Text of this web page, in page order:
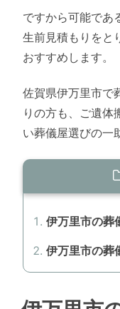
ですから可能であ
生前見積もりをと
おすすめします。
佐賀県伊万里市で
りの方も、ご遺体
い葬儀屋選びの一
伊万里市の葬
伊万里市の葬